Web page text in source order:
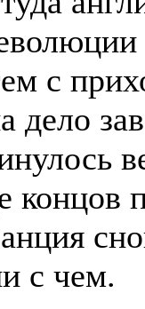
с
дело
концов
с чем.